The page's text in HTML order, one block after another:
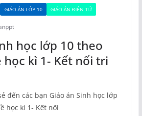
GIÁO ÁN LỚP 10 GIÁO ÁN ĐIỆN TỬ
học lớp 10 theo
học kì 1- Kết nối tri
đến các bạn Giáo án Sinh học lớp
học kì 1- Kết nối